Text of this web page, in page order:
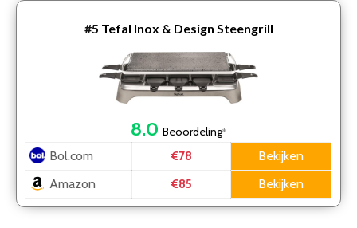
#5 Tefal Inox & Design Steengrill
8.0 Beoordeling*
Bol.com €78
Bekijken
Amazon
€85 Bekijken